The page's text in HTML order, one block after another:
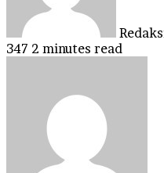
347 2 minutes read